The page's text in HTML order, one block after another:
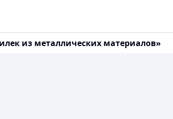
из металлических материалов»